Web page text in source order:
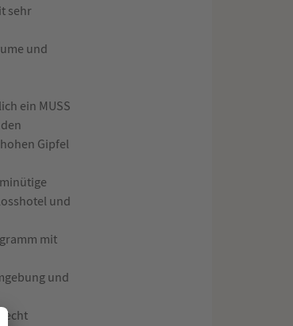
sehr
und
ein MUSS
Gipfel
und
mit
und